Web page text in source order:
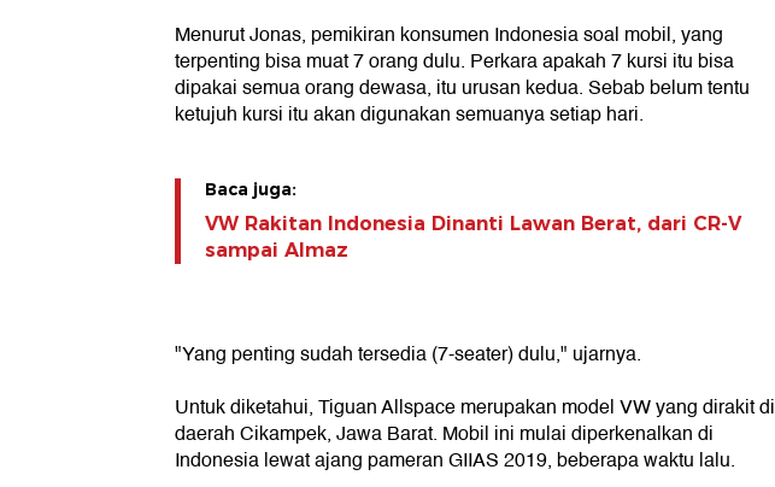
Menurut Jonas, pemikiran konsumen Indonesia soal mobil, yang
terpenting bisa muat 7 orang dulu. Perkara apakah 7 kursi itu bisa
dipakai semua orang dewasa, itu urusan kedua. Sebab belum tentu
ketujuh kursi itu akan digunakan semuanya setiap hari.
Baca juga:
VW Rakitan Indonesia Dinanti Lawan Berat, dari CR-V
sampai Almaz
"Yang penting sudah tersedia (7-seater) dulu," ujarnya.
Untuk diketahui, Tiguan Allspace merupakan model VW yang dirakit di
daerah Cikampek, Jawa Barat. Mobil ini mulai diperkenalkan di
Indonesia lewat ajang pameran GIIAS 2019, beberapa waktu lalu.